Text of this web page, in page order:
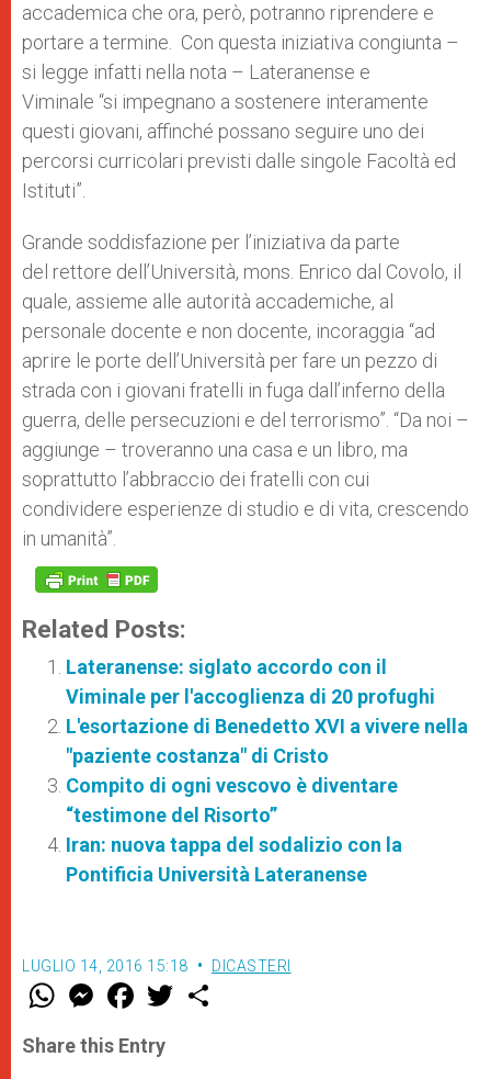
accademica che ora, però, potranno riprendere e
portare a termine. Con questa iniziativa congiunta –
si legge infatti nella nota – Lateranense e
Viminale “si impegnano a sostenere interamente
questi giovani, affinché possano seguire uno dei
percorsi curricolari previsti dalle singole Facoltà ed
Istituti”.
Grande soddisfazione per l’iniziativa da parte
del rettore dell’Università, mons. Enrico dal Covolo, il
quale, assieme alle autorità accademiche, al
personale docente e non docente, incoraggia “ad
aprire le porte dell’Università per fare un pezzo di
strada con i giovani fratelli in fuga dall’inferno della
guerra, delle persecuzioni e del terrorismo”. “Da noi –
aggiunge – troveranno una casa e un libro, ma
soprattutto l’abbraccio dei fratelli con cui
condividere esperienze di studio e di vita, crescendo
in umanità”.
Related Posts:
Lateranense: siglato accordo con il
Viminale per l'accoglienza di 20 profughi
L'esortazione di Benedetto XVI a vivere nella
"paziente costanza" di Cristo
Compito di ogni vescovo è diventare
“testimone del Risorto”
Iran: nuova tappa del sodalizio con la
Pontificia Università Lateranense
LUGLIO 14, 2016 15:18 DICASTERI
W
t
s
M
e
s
e
F
a
e
b
w
Share this Entry